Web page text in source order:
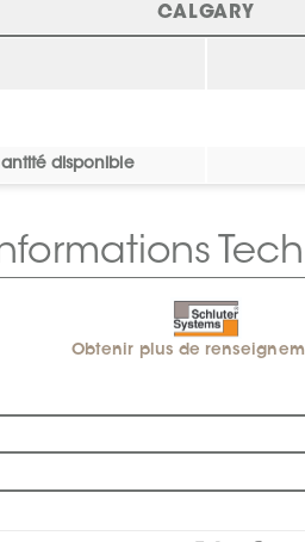
CALGARY
disponible
Obtenir plus de